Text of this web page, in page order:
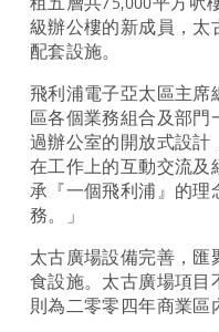
級辦公樓的新成員，太
配套設施。
飛利浦電子亞太區主席
區各個業務組合及部門
過辦公室的開放式設計
在工作上的互動交流及
承『一個飛利浦』的理
務。」
太古廣場設備完善，匯
食設施。太古廣場項目
則為二零零四年商業區